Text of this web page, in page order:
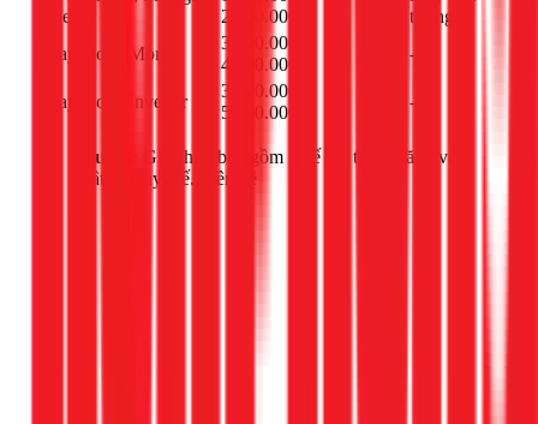
Inverter
2.400.000đ
tường
Thay block Mono
3.500.000 -
4.500.000đ
-
Thay block Inverter
3.800.000 -
5.000.000đ
-
Lưu ý:
Giá chưa bao gồm thuế giá trị gia tăng và
vật tư thay thế. Liên hệ